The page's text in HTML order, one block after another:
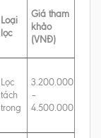
Loại
lọc
Giá tham
khảo
(VNĐ)
Lọc
tách
trong
3.200.000
–
4.500.000